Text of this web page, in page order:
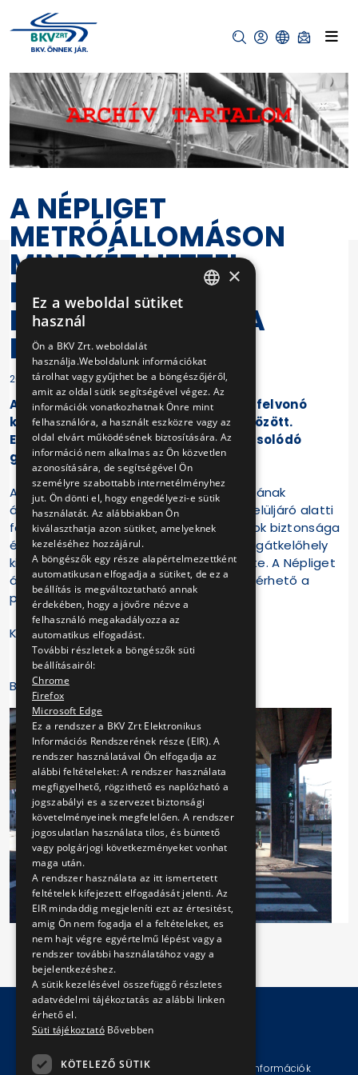
A NÉPLIGET
METRÓÁLLOMÁSON
MINDKÉT LIFTTEL
ELÉRHETŐ A
PERONSZINTRŐL A
FELSZÍN
2022-01-12 13:33:00
A Népliget metróállomáson mindkét felvonó
közlekedik a peronszint és a felszín között.
Elkészült a felüljáró alatti lifthez kacsolódó
gyalogátkelőhely.
Az M3 metróvonal felújított déli szakaszának
átadásakor - 2020. október 22-én -, a felüljáró alatti
felvonó működését korlátoztuk az utasok biztonsága
érdekében. A lift környezetében a gyalogátkelőhely
kiépítését a Budapest Közút Zrt. végezte. A Népliget
állomáson most már mindkét oldalon elérhető a
peronszintről a felszín.
Köszönjük utasaink türelmét!
BKV Zrt.
Impresszum Jogi nyilatkozat Technikai információk
×
Ez a weboldal sütiket
használ
Ön a BKV Zrt. weboldalát
használja.Weboldalunk információkat
tárolhat vagy gyűjthet be a böngészőjéről,
amit az oldal sütik segítségével végez. Az
információk vonatkozhatnak Önre mint
felhasználóra, a használt eszközre vagy az
oldal elvárt működésének biztosítására. Az
információ nem alkalmas az Ön közvetlen
azonosítására, de segítségével Ön
személyre szabottabb internetélményhez
jut. Ön dönti el, hogy engedélyezi-e sütik
használatát. Az alábbiakban Ön
kiválaszthatja azon sütiket, amelyeknek
kezeléséhez hozzájárul.
A böngészők egy része alapértelmezettként
automatikusan elfogadja a sütiket, de ez a
beállítás is megváltoztatható annak
érdekében, hogy a jövőre nézve a
felhasználó megakadályozza az
automatikus elfogadást.
További részletek a böngészők süti
beállításairól:
Chrome
Firefox
Microsoft Edge
Ez a rendszer a BKV Zrt Elektronikus
Információs Rendszerének része (EIR). A
rendszer használatával Ön elfogadja az
alábbi feltételeket: A rendszer használata
megfigyelhető, rögzithető es naplózható a
jogszabályi es a szervezet biztonsági
követelményeinek megfelelően. A rendszer
jogosulatlan használata tilos, és büntető
vagy polgárjogi következményeket vonhat
maga után.
A rendszer használata az itt ismertetett
feltételek kifejezett elfogadását jelenti. Az
EIR mindaddig megjeleníti ezt az értesitést,
amig Ön nem fogadja el a feltételeket, es
nem hajt végre egyértelmű lépést vagy a
rendszer további használatához vagy a
bejelentkezéshez.
A sütik kezelésével összefüggő részletes
adatvédelmi tájékoztatás az alábbi linken
érhető el.
Süti tájékoztató Bővebben
KÖTELEZŐ SÜTIK